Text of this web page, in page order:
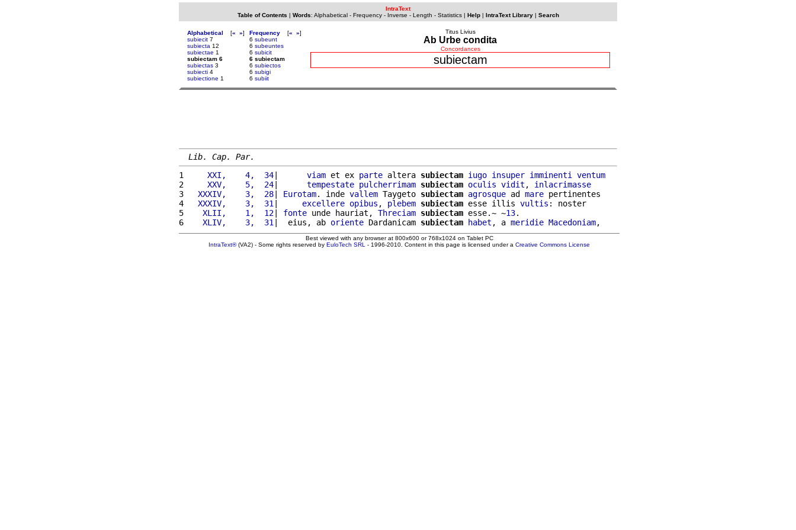
IntraText
Table of Contents | Words: Alphabetical- Frequency- Inverse - Length - Statistics| Help| IntraText Library| Search
Alphabetical [« »]
subiecit 7
subiecta 12
subiectae 1
subiectam 6
subiectas 3
subiecti 4
subiectione 1
Frequency [« »]
6 subeunt
6 subeuntes
6 subicit
6 subiectam
6 subiectos
6 subigi
6 subiit
Titus Livius
Ab Urbe condita
Concordances
subiectam
Lib. Cap. Par.
1
    XXI,    4,  34
| viam et ex parte altera subiectam iugo insuper imminenti
ventum
2
    XXV,    5,  24
| tempestate pulcherrimam subiectam oculis vidit , inlacrimasse
3
  XXXIV,    3,  28
| Eurotam. inde vallem Taygeto subiectam agrosque ad mare pertinentes
4
  XXXIV,    3,  31
| excellere opibus , plebem subiectam esse illis vultis : noster
5
   XLII,    1,  12
| fonte unde hauriat, Threciam subiectam esse.~ ~13.
6
   XLIV,    3,  31
|  eius, ab oriente Dardanicam subiectam habet , a meridie Macedoniam
Best viewed with any browser at 800x600 or 768x1024 on Tablet PC
IntraText®(VA2) - Some rights reserved by EuloTech SRL - 1996-2010. Content in this page is licensed under a Creative Commons License